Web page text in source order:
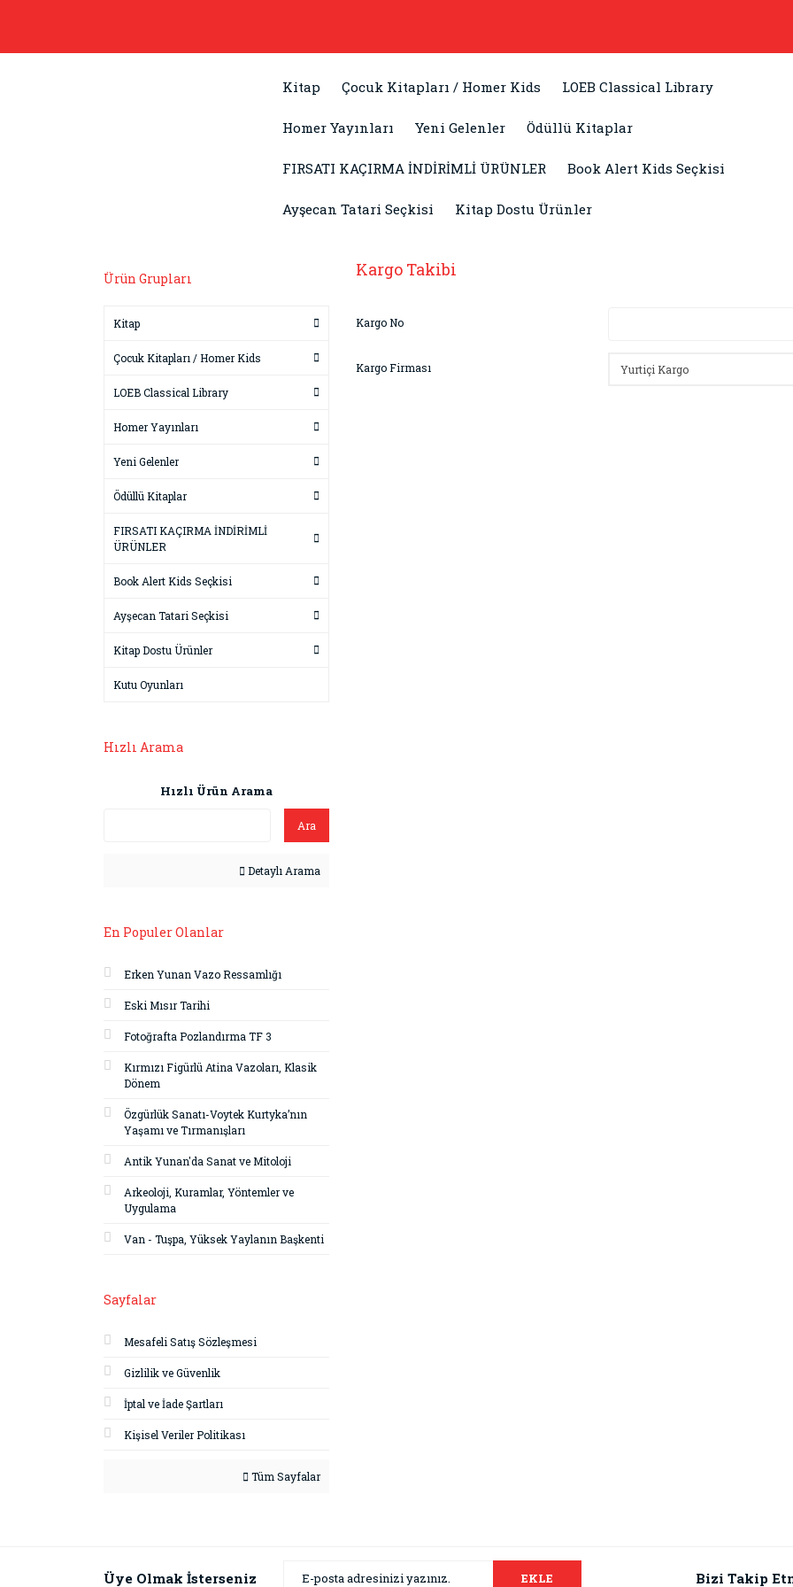
Kitap Çocuk Kitapları / Homer Kids LOEB Classical Library
Homer Yayınları Yeni Gelenler Ödüllü Kitaplar
FIRSATI KAÇIRMA İNDİRİMLİ ÜRÜNLER Book Alert Kids Seçkisi
Ayşecan Tatari Seçkisi Kitap Dostu Ürünler
Ürün Grupları
Kitap
Çocuk Kitapları / Homer Kids
LOEB Classical Library
Homer Yayınları
Yeni Gelenler
Ödüllü Kitaplar
FIRSATI KAÇIRMA İNDİRİMLİ
ÜRÜNLER
Book Alert Kids Seçkisi
Ayşecan Tatari Seçkisi
Kitap Dostu Ürünler
Kutu Oyunları
Hızlı Arama
Hızlı Ürün Arama
Ara
Detaylı Arama
En Populer Olanlar
Erken Yunan Vazo Ressamlığı
Eski Mısır Tarihi
Fotoğrafta Pozlandırma TF 3
Kırmızı Figürlü Atina Vazoları, Klasik
Dönem
Özgürlük Sanatı-Voytek Kurtyka’nın
Yaşamı ve Tırmanışları
Antik Yunan'da Sanat ve Mitoloji
Arkeoloji, Kuramlar, Yöntemler ve
Uygulama
Van - Tuşpa, Yüksek Yaylanın Başkenti
Sayfalar
Mesafeli Satış Sözleşmesi
Gizlilik ve Güvenlik
İptal ve İade Şartları
Kişisel Veriler Politikası
Tüm Sayfalar
Kargo Takibi
Kargo No
Kargo Firması
Üye Olmak İsterseniz EKLE Bizi Takip